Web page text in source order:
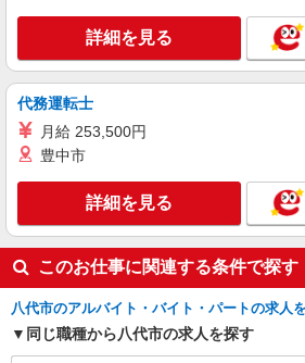
時給1450円〜2062
通費全支給(ガソリン代
八代市内/交通費支給
派遣社員
株式会社kotrio /●KM-H-2069338
八代市＊幅広い世代が
トSTAFF
時給1450円〜2062
通費全支給(ガソリン代含
八代市内
キープ
詳細を見る
代務運転士
月給 253,500円
豊中市
詳細を見る
このお仕事に関連する条件で探す
八代市のアルバイト・バイト・パートの求人
同じ職種から八代市の求人を探す